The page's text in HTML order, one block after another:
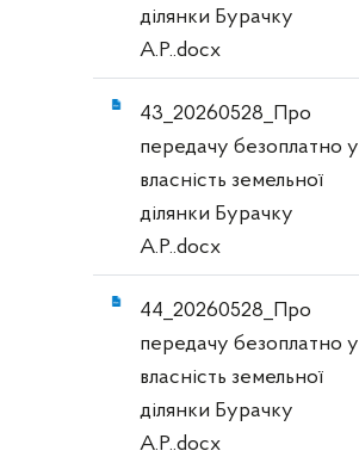
ділянки Бурачку
А.Р..docx
43_20260528_Про
передачу безоплатно у
власність земельної
ділянки Бурачку
А.Р..docx
44_20260528_Про
передачу безоплатно у
власність земельної
ділянки Бурачку
А.Р..docx